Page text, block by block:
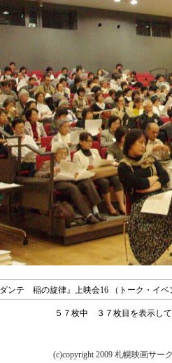
ダンテ 稲の旋律』上映会16 （トーク・イ
５７枚中 ３７枚目を表示し
(c)copyright 2009 札幌映画サー